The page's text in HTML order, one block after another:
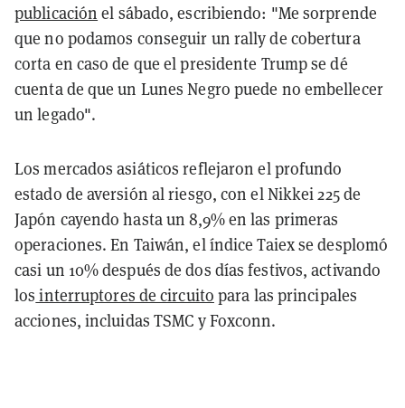
publicación el sábado, escribiendo: "Me sorprende
que no podamos conseguir un rally de cobertura
corta en caso de que el presidente Trump se dé
cuenta de que un Lunes Negro puede no embellecer
un legado".
Los mercados asiáticos reflejaron el profundo
estado de aversión al riesgo, con el Nikkei 225 de
Japón cayendo hasta un 8,9% en las primeras
operaciones. En Taiwán, el índice Taiex se desplomó
casi un 10% después de dos días festivos, activando
los interruptores de circuito para las principales
acciones, incluidas TSMC y Foxconn.